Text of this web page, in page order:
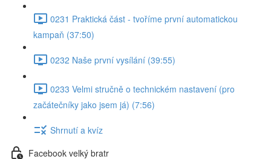
0231 Praktická část - tvoříme první automatickou
kampaň (37:50)
0232 Naše první vysílání (39:55)
0233 Velmi stručně o technickém nastavení (pro
začátečníky jako jsem já) (7:56)
Shrnutí a kvíz
Facebook velký bratr